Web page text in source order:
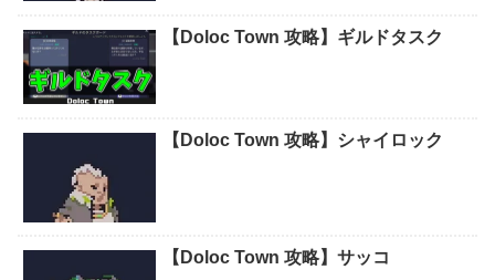
【Doloc Town 攻略】ギルドタスク
【Doloc Town 攻略】シャイロック
【Doloc Town 攻略】サッコ